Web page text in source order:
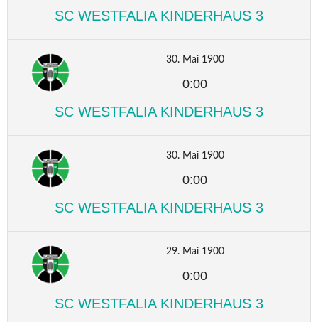
SC WESTFALIA KINDERHAUS 3
30. Mai 1900
0:00
SC WESTFALIA KINDERHAUS 3
30. Mai 1900
0:00
SC WESTFALIA KINDERHAUS 3
29. Mai 1900
0:00
SC WESTFALIA KINDERHAUS 3